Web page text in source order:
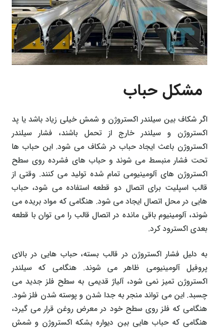
مشکل حباب
اگر شکاف بین سیلندر اکستروژن و شمش خیلی زیاد باشد یا پد
اکستروژن و سیلندر خارج از تحمل باشند، فشار سیلندر
اکستروژن باعث ایجاد حباب در شکاف می شود. این حباب ها
تحت فشار منبسط می شوند و حباب های فشرده روی سطح
اکستروژن های آلومینیومی تمام شده تولید می کنند. وقتی از
قالب اسپلیت برای اتصال دو قطعه استفاده می شود، حباب
هایی در محل اتصال ایجاد می شود. هنگامی که مواد بریده می
شوند، آلومینیوم باقی مانده در اتصال قالب را می توان با قطعه
بعدی اکسترود کرد.
به دلیل فشار اکستروژن در قالب بسته، حباب هایی در بالای
پروفیل آلومینیومی ظاهر می شوند. هنگامی که سیلندر
اکستروژن تمیز نمی شود، آلیاژ قدیمی به سطح فلز جدید می
چسبد. این می تواند منجر به جدا شدن و پوسته شدن فلز شود.
هنگامی که فلز روی سطح خود در معرض روغن قرار می گیرد،
هنگامی که حباب هایی بین دیواره بشکه اکستروژن و شمش